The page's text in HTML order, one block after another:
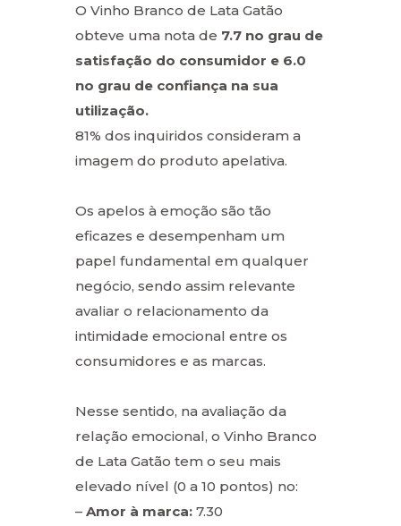
O Vinho Branco de Lata Gatão
obteve uma nota de 7.7 no grau de
satisfação do consumidor e 6.0
no grau de confiança na sua
utilização.
81% dos inquiridos consideram a
imagem do produto apelativa.
Os apelos à emoção são tão
eficazes e desempenham um
papel fundamental em qualquer
negócio, sendo assim relevante
avaliar o relacionamento da
intimidade emocional entre os
consumidores e as marcas.
Nesse sentido, na avaliação da
relação emocional, o Vinho Branco
de Lata Gatão tem o seu mais
elevado nível (0 a 10 pontos) no:
– Amor à marca: 7.30